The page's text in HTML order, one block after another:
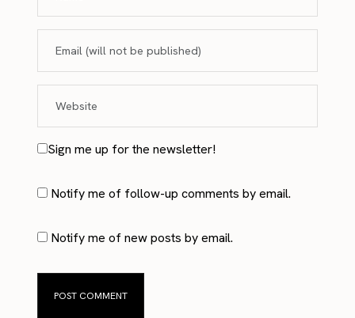
Sign me up for the newsletter!
Notify me of follow-up comments by email.
Notify me of new posts by email.